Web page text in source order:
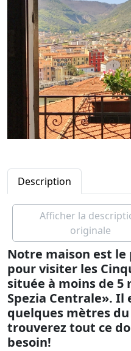
Description
Afficher la
originale
Notre maison est
pour visiter les
située à moins de 5
Spezia Centrale». Il
quelques mètres
trouverez tout ce
besoin!